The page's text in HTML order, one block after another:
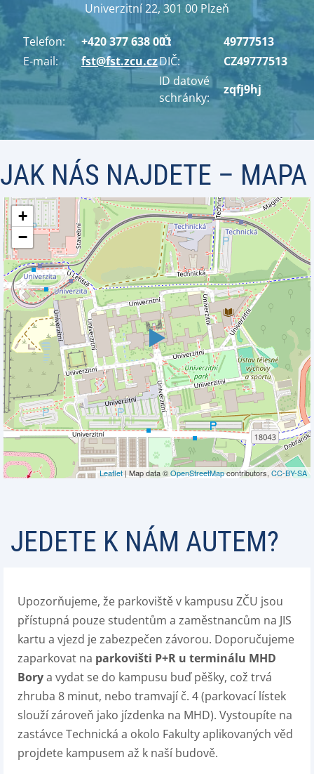
Univerzitní 22, 301 00 Plzeň
Telefon: +420 377 638 001
E-mail:
fst@fst.zcu.cz
IČ:
49777513
DIČ:
CZ49777513
ID datové
schránky:
zqfj9hj
JAK NÁS NAJDETE – MAPA
+
−
Leaflet | Map data ©OpenStreetMapcontributors, CC-BY-SA
JEDETE K NÁM AUTEM?
Upozorňujeme, že parkoviště v kampusu ZČU jsou
přístupná pouze studentům a zaměstnancům na JIS
kartu a vjezd je zabezpečen závorou. Doporučujeme
zaparkovat na parkovišti P+R u terminálu MHD
Borya vydat se do kampusu buď pěšky, což trvá
zhruba 8 minut, nebo tramvají č. 4 (parkovací lístek
slouží zároveň jako jízdenka na MHD). Vystoupíte na
zastávce Technická a okolo Fakulty aplikovaných věd
projdete kampusem až k naší budově.